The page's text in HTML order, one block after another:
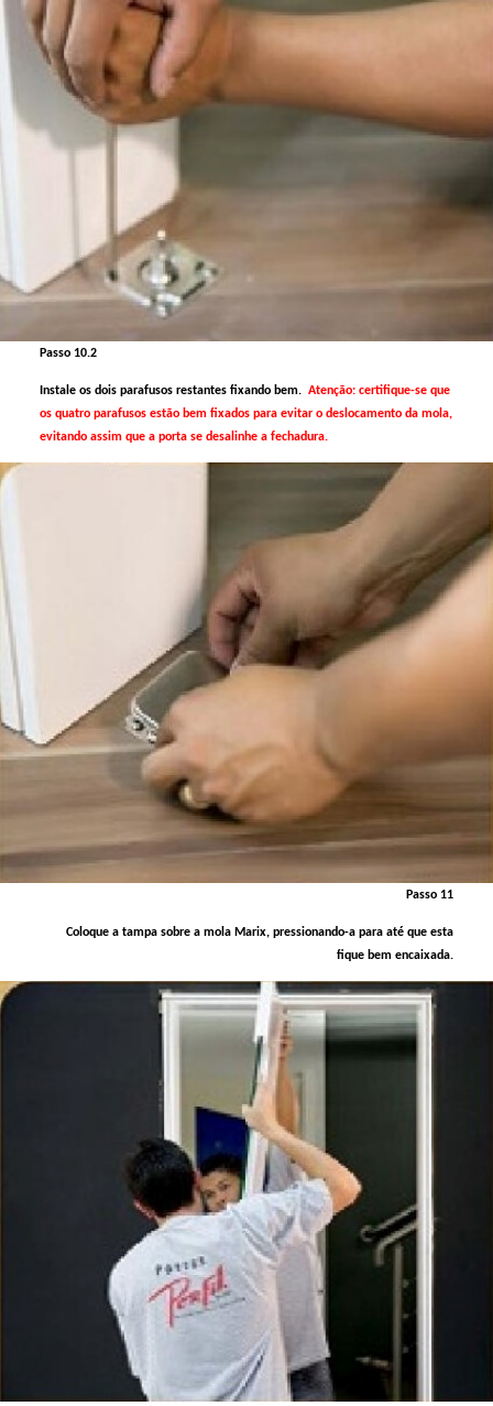
Passo 10.2
Instale os dois parafusos restantes fixando bem. Atenção: certifique-se que
os quatro parafusos estão bem fixados para evitar o deslocamento da mola,
evitando assim que a porta se desalinhe a fechadura.
Passo 11
Coloque a tampa sobre a mola Marix, pressionando-a para até que esta
fique bem encaixada.